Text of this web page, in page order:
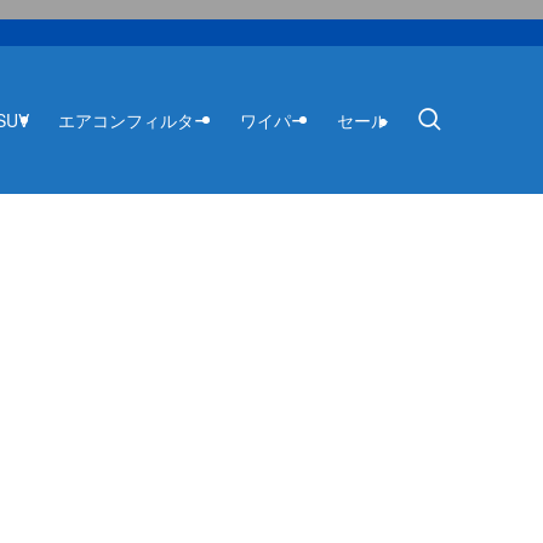
エアコンフィルター ワイパー セール